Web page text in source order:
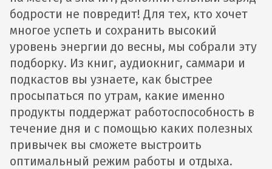
бодрости не повредит! Для тех, кто хочет
многое успеть и сохранить высокий
уровень энергии до весны, мы собрали эту
подборку. Из книг, аудиокниг, саммари и
подкастов вы узнаете, как быстрее
просыпаться по утрам, какие именно
продукты поддержат работоспособность в
течение дня и с помощью каких полезных
привычек вы сможете выстроить
оптимальный режим работы и отдыха.